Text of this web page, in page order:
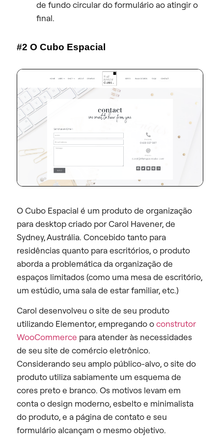
de fundo circular do formulário ao atingir o
final.
#2 O Cubo Espacial
O Cubo Espacial é um produto de organização
para desktop criado por Carol Havener, de
Sydney, Austrália. Concebido tanto para
residências quanto para escritórios, o produto
aborda a problemática da organização de
espaços limitados (como uma mesa de escritório,
um estúdio, uma sala de estar familiar, etc.)
Carol desenvolveu o site de seu produto
utilizando Elementor, empregando oconstrutor
WooCommerce para atender às necessidades
de seu site de comércio eletrônico.
Considerando seu amplo público-alvo, o site do
produto utiliza sabiamente um esquema de
cores preto e branco. Os motivos levam em
conta o design moderno, esbelto e minimalista
do produto, e a página de contato e seu
formulário alcançam o mesmo objetivo.